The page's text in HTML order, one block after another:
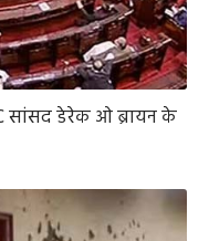
सांसद डेरेक ओ ब्रायन के